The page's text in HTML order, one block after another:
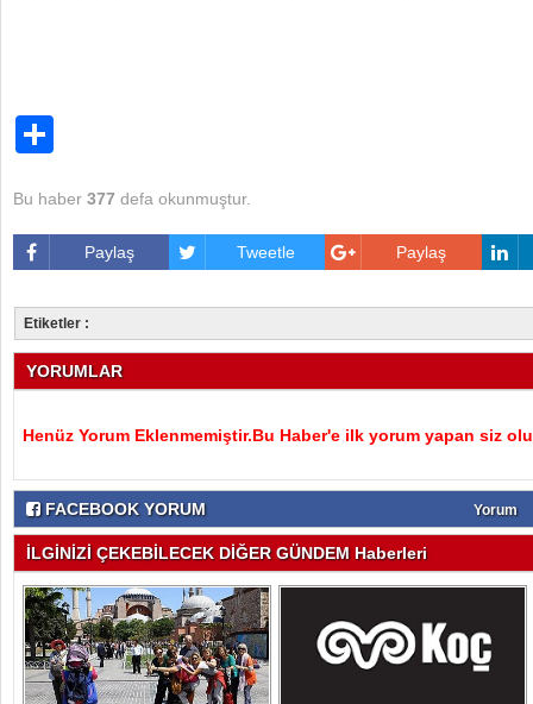
Bu haber 377 defa okunmuştur.
Paylaş Tweetle Paylaş
Etiketler :
YORUMLAR
Henüz Yorum Eklenmemiştir.Bu Haber'e ilk yorum yapan siz
FACEBOOK YORUM Yorum
İLGİNİZİ ÇEKEBİLECEK DİĞER GÜNDEM Haberleri